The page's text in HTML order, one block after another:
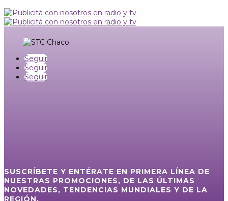
Seguir
Seguir
Seguir
SUSCRÍBETE Y ENTÉRATE EN PRIMERA LÍNEA DE
NUESTRAS PROMOCIONES, DE LAS ÚLTIMAS
NOVEDADES, TENDENCIAS MUNDIALES Y DE LA
REGIÓN.